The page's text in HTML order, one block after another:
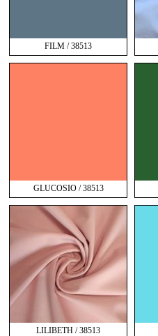
FILM / 38513
GLUCOSIO / 38513
LILIBETH / 38513